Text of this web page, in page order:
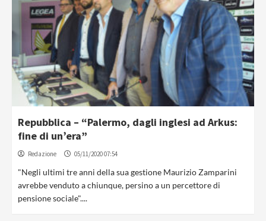
Repubblica – “Palermo, dagli inglesi ad Arkus:
fine di un’era”
Redazione 05/11/2020 07:54
"Negli ultimi tre anni della sua gestione Maurizio Zamparini
avrebbe venduto a chiunque, persino a un percettore di
pensione sociale"....